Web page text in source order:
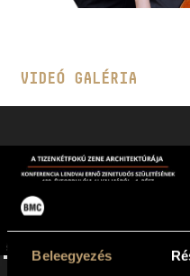
Beleegyezés
VIDEÓ GALÉRIA
LENDVAI ERNŐ 100 | A